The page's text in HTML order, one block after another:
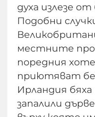
духа излезе
Подобни
местните
поредния
приютяват
Ирландия
запалили